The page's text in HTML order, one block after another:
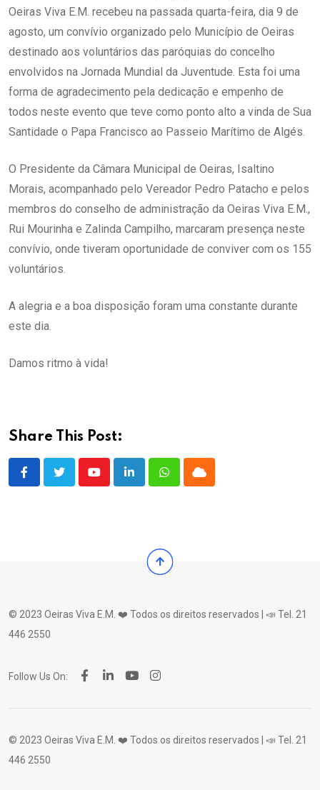
Oeiras Viva E.M. recebeu na passada quarta-feira, dia 9 de
agosto, um convívio organizado pelo Município de Oeiras
destinado aos voluntários das paróquias do concelho
envolvidos na Jornada Mundial da Juventude. Esta foi uma
forma de agradecimento pela dedicação e empenho de
todos neste evento que teve como ponto alto a vinda de Sua
Santidade o Papa Francisco ao Passeio Marítimo de Algés.
O Presidente da Câmara Municipal de Oeiras, Isaltino
Morais, acompanhado pelo Vereador Pedro Patacho e pelos
membros do conselho de administração da Oeiras Viva E.M.,
Rui Mourinha e Zalinda Campilho, marcaram presença neste
convívio, onde tiveram oportunidade de conviver com os 155
voluntários.
A alegria e a boa disposição foram uma constante durante
este dia.
Damos ritmo à vida!
Share This Post:
YoutubeLinkedInWhatsappCloud
© 2023 Oeiras Viva E.M. ❤️ Todos os direitos reservados | 📣 Tel. 21
446 2550
Follow Us On:
© 2023 Oeiras Viva E.M. ❤️ Todos os direitos reservados | 📣 Tel. 21
446 2550